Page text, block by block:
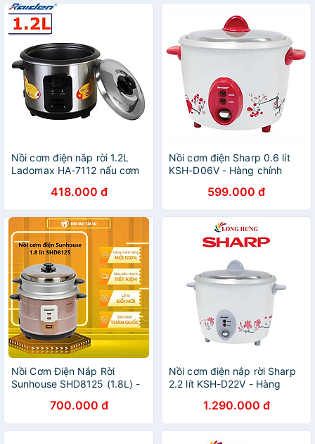
Nồi cơm điện nắp rời 1.2L
Ladomax HA-7112 nấu cơm
Hàng chính hãng
418.000 đ
Nồi cơm điện Sharp 0.6 lít
KSH-D06V - Hàng chính
599.000 đ
Nồi Cơm Điện Nắp Rời
Sunhouse SHD8125 (1.8L) -
700.000 đ
Nồi cơm điện nắp rời Sharp
2.2 lít KSH-D22V - Hàng
1.290.000 đ